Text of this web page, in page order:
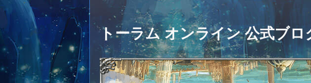
トーラム オンライン 公式ブロ